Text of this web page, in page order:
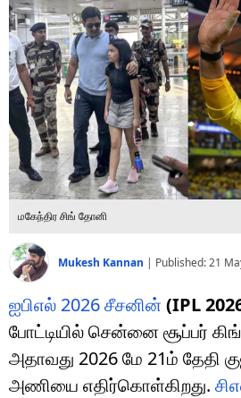
ஷார்ட் வீடியோஸ்
வலை கதைகள்
போட்டோ கேலரி
மகேந்திர சிங் தோனி
Mukesh Kannan | Published:21
ஐபிஎல் 2026 சீசனின்(IPL
போட்டியில் சென்னை சூப்பர்
அதாவது 2026 மே 21ம் தேதி
அணியை எதிர்கொள்கிறது.